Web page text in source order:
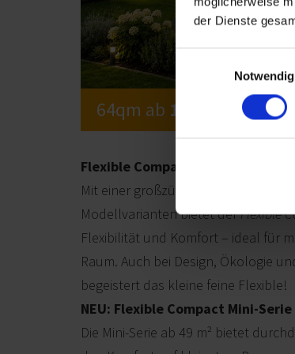
der Dienste
Notwendig
64qm ab 158.200,- €
Flexible Compact – Der kleine
Mit einer großzügigen Grundfläche
Modellvarianten bietet derFlexible
Flexibilität und Komfort – ideal für
Raum. Auch bei Design, Ökologie
begeistert das kleine feine Flexible!
NEU: Flexible Compact Mini-Serie
Die Mini-Serie ab 49 m² bietet